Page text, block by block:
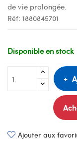
de vie prolongée.
Réf: 1880845701
Disponible en stock
Ajouter aux